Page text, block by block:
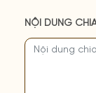
NỘI DUNG